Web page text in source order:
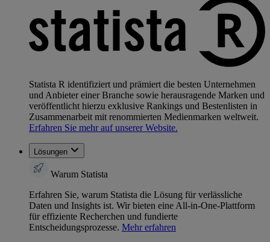
Statista R identifiziert und prämiert die besten Unternehmen
und Anbieter einer Branche sowie herausragende Marken und
veröffentlicht hierzu exklusive Rankings und Bestenlisten in
Zusammenarbeit mit renommierten Medienmarken weltweit.
Erfahren Sie mehr auf unserer Website.
Lösungen
Warum Statista
Erfahren Sie, warum Statista die Lösung für verlässliche
Daten und Insights ist. Wir bieten eine All-in-One-Plattform
für effiziente Recherchen und fundierte
Entscheidungsprozesse. Mehr erfahren